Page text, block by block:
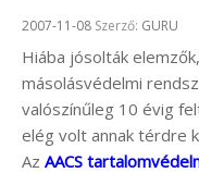
Beküldve:
2007-11-08 Szerző: GURU
Hiába jósolták
másolásvédelmi
valószínűleg 10 évig
elég volt annak térdre
Az AACS